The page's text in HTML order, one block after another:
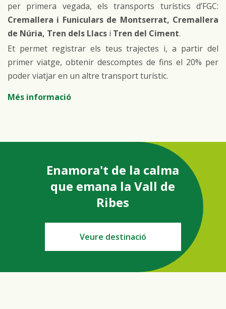
per primera vegada, els transports turístics d’FGC:
Cremallera i Funiculars de Montserrat, Cremallera
de Núria, Tren dels Llacs i Tren del Ciment.
Et permet registrar els teus trajectes i, a partir del
primer viatge, obtenir descomptes de fins el 20% per
poder viatjar en un altre transport turístic.
Més informació
Enamora't de la calma
que emana la Vall de
Ribes
Veure destinació